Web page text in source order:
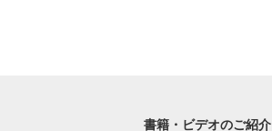
書籍・ビデオのご紹介